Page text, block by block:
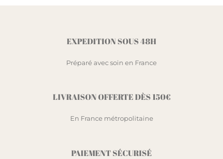
EXPEDITION SOUS 48H
Préparé avec soin en France
LIVRAISON OFFERTE DÈS 150€
En France métropolitaine
PAIEMENT SÉCURISÉ